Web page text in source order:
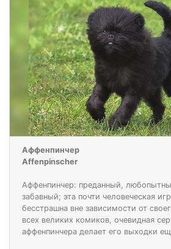
Аффенпинчер
Affenpinscher
Аффенпинчер: преданный,
забавный; эта почти человеческая
бесстрашна вне зависимости от
всех великих комиков, очевидная
аффенпинчера делает его выходки